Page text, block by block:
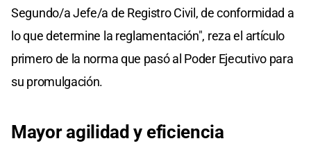
Segundo/a Jefe/a de Registro Civil, de conformidad a
lo que determine la reglamentación", reza el artículo
primero de la norma que pasó al Poder Ejecutivo para
su promulgación.
Mayor agilidad y eficiencia